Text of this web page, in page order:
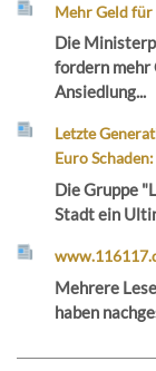
Mehr Geld
Die
fordern mehr
Ansiedlung...
Letzte
Euro
Die Gruppe
Stadt ein
Mehrere
haben